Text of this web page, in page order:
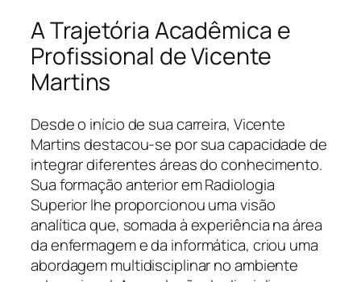
A Trajetória Acadêmica e
Profissional de Vicente
Martins
Desde o início de sua carreira, Vicente
Martins destacou-se por sua capacidade de
integrar diferentes áreas do conhecimento.
Sua formação anterior em Radiologia
Superior lhe proporcionou uma visão
analítica que, somada à experiência na área
da enfermagem e da informática, criou uma
abordagem multidisciplinar no ambiente